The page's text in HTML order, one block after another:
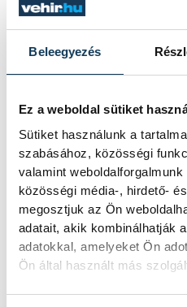
Beleegyezés
Ez a weboldal sütiket
Sütiket használunk a
szabásához, közösségi
valamint
közösségi média-, hirdető-
megosztjuk az Ön
adatait, akik kombinálhatják
adatokkal, amelyeket Ön
Ön által használt más
találkozott
megyéjéből, nagy
érdekében is, de
rendezvényen jelen
projektekkel is
ifjúsági szervezet zöld
Az ország több
termelői napot is
szabadegyetemet